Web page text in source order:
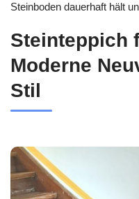
Steinboden dauerhaft hält
Steinteppich
Moderne
Stil